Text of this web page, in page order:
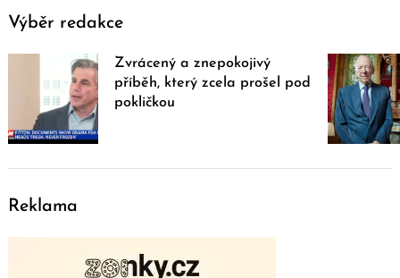
Výběr redakce
Zvrácený a znepokojivý
příběh, který zcela prošel pod
pokličkou
Reklama